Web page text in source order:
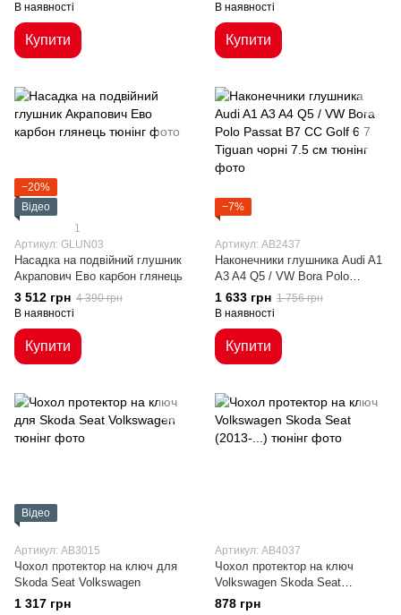
В наявності
Купити
В наявності
Купити
−20%
Відео
1
Артикул: GLUN03
Насадка на подвійний глушник
Акрапович Ево карбон глянець
3 512 грн 4 390 грн
В наявності
Купити
−7%
Артикул: AB2437
Наконечники глушника Audi A1
A3 A4 Q5 / VW Bora Polo
Passat B7 CC Golf 6 7 Tiguan
чорні 7.5 см
1 633 грн 1 756 грн
В наявності
Купити
Відео
Артикул: AB3015
Чохол протектор на ключ для
Skoda Seat Volkswagen
1 317 грн
Артикул: AB4037
Чохол протектор на ключ
Volkswagen Skoda Seat
(2013-...)
878 грн